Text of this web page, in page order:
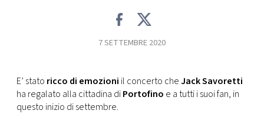
7 SETTEMBRE 2020
E’ stato ricco di emozioni il concerto cheJack Savoretti
ha regalato alla cittadina diPortofino e a tutti i suoi fan, in
questo inizio di settembre.